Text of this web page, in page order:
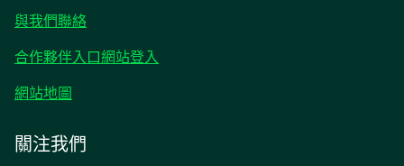
與我們聯絡
合作夥伴入口網站登入
網站地圖
關注我們